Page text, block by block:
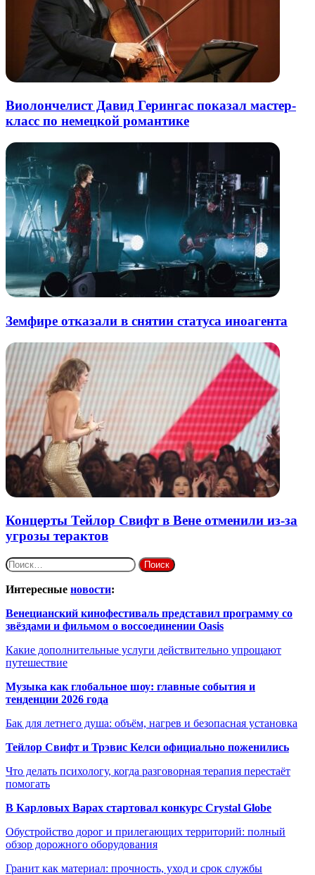
Виолончелист Давид Герингас показал мастер-
класс по немецкой романтике
Земфире отказали в снятии статуса иноагента
Концерты Тейлор Свифт в Вене отменили из-за
угрозы терактов
Найти:
Интересные новости:
Венецианский кинофестиваль представил программу со
звёздами и фильмом о воссоединении Oasis
Какие дополнительные услуги действительно упрощают
путешествие
Музыка как глобальное шоу: главные события и
тенденции 2026 года
Бак для летнего душа: объём, нагрев и безопасная установка
Тейлор Свифт и Трэвис Келси официально поженились
Что делать психологу, когда разговорная терапия перестаёт
помогать
В Карловых Варах стартовал конкурс Crystal Globe
Обустройство дорог и прилегающих территорий: полный
обзор дорожного оборудования
Гранит как материал: прочность, уход и срок службы